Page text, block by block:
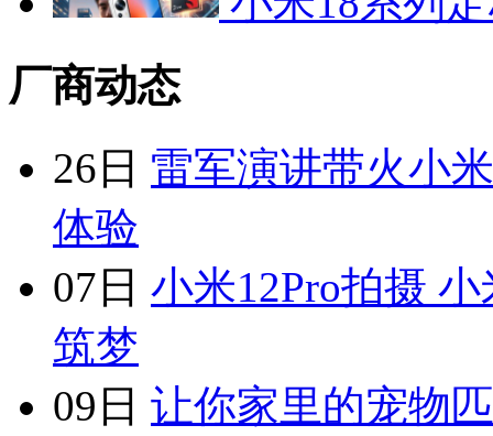
厂商动态
26日 雷军演讲带火小
体验
07日 小米12Pro拍摄
筑梦
09日 让你家里的宠物